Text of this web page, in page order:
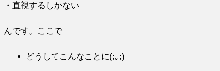
・直視するしかない
んです。ここで
どうしてこんなことに(;｡;)